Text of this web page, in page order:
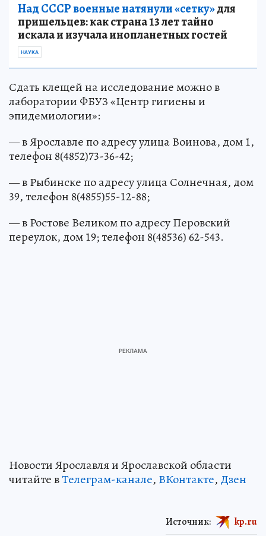
Над СССР военные натянули «сетку»для
пришельцев: как страна 13 лет тайно
искала и изучала инопланетных гостей
НАУКА
Сдать клещей на исследование можно в
лаборатории ФБУЗ «Центр гигиены и
эпидемиологии»:
— в Ярославле по адресу улица Воинова, дом 1,
телефон 8(4852)73-36-42;
— в Рыбинске по адресу улица Солнечная, дом
39, телефон 8(4855)55-12-88;
— в Ростове Великом по адресу Перовский
переулок, дом 19; телефон 8(48536) 62-543.
Новости Ярославля и Ярославской области
читайте вТелеграм-канале, ВКонтакте, Дзен
Источник: kp.ru